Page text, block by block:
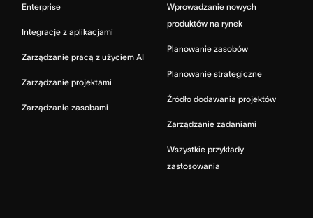
Enterprise
Integracje z aplikacjami
Zarządzanie pracą z użyciem AI
Zarządzanie projektami
Zarządzanie zasobami
Wprowadzanie nowych
produktów na rynek
Planowanie zasobów
Planowanie strategiczne
Źródło dodawania projektów
Zarządzanie zadaniami
Wszystkie przykłady
zastosowania